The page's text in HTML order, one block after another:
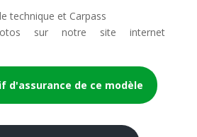
technique et Carpass
sur notre site internet
d'assurance de ce modèle